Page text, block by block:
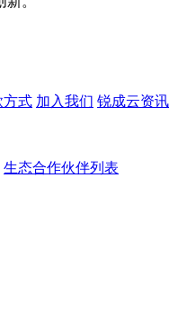
方式 加入我们 锐成云资讯
生态合作伙伴列表